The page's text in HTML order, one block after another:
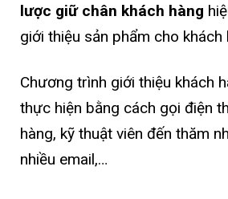
lược giữ chân khách hàng
giới thiệu sản phẩm cho khách
Chương trình giới thiệu khách
thực hiện bằng cách gọi điện
hàng, kỹ thuật viên đến thăm
nhiều email,…